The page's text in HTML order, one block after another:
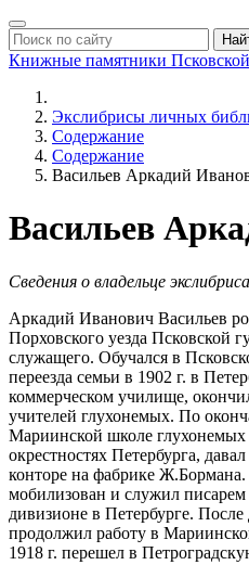
Книжные памятники
Экслибрисы личных
Содержание
Содержание
Васильев Аркадий
Васильев
Сведения о владельце
Аркадий Иванович Васильев
Порховского уезда Псковской
служащего. Обучался в
переезда семьи в 1902 г. в
коммерческом училище,
учителей глухонемых. По
Мариинской школе
окрестностях Петербурга,
конторе на фабрике
мобилизован и служил
дивизионе в Петербурге.
продолжил работу в
1918 г. перешел в